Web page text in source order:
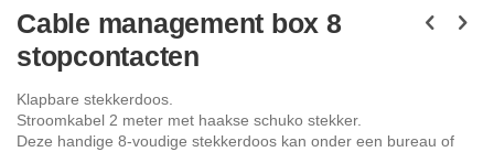
naar
het
begin
de
afbeeldingen-
gallerij
Cable management box 8
stopcontacten
Klapbare stekkerdoos.
Stroomkabel 2 meter met haakse schuko stekker.
Deze handige 8-voudige stekkerdoos kan onder een bureau of